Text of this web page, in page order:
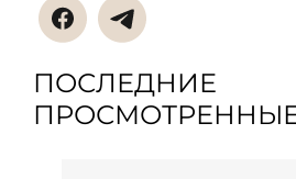
ПОСЛЕДНИЕ